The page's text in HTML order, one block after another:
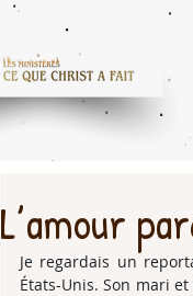
L’amour
Je regardais un
États-Unis. Son mari